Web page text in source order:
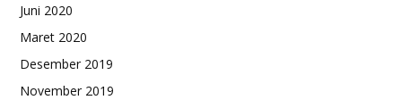
Juni 2020
Maret 2020
Desember 2019
November 2019